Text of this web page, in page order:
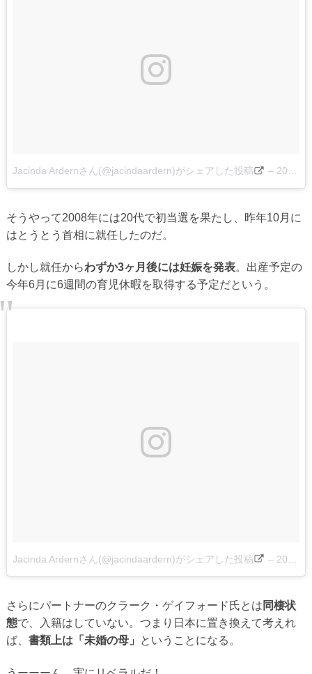
Jacinda Ardernさん(@jacindaardern)がシェアした投稿 – 2018年 5月月8日午後6時06分PDT
そうやって2008年には20代で初当選を果たし、昨年10月に
はとうとう首相に就任したのだ。
しかし就任からわずか3ヶ月後には妊娠を発表。出産予定の
今年6月に6週間の育児休暇を取得する予定だという。
Jacinda Ardernさん(@jacindaardern)がシェアした投稿 – 2017年 7月月10日午後11時02分PDT
さらにパートナーのクラーク・ゲイフォード氏とは 同棲状
態で、入籍はしていない。つまり日本に置き換えて考えれ
ば、 書類上は「未婚の母」 ということになる。